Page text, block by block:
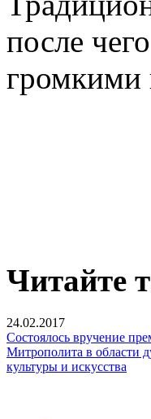
после
громкими
Читайте
24.02.2017
Состоялось вручение
Митрополита в области
культуры и искусства